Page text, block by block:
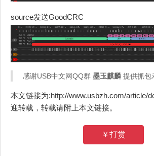
source发送GoodCRC
感谢USB中文网QQ群 墨玉麒麟 提供抓包
本文链接为:http://www.usbzh.com/article/
迎转载，转载请附上本文链接。
￥打赏